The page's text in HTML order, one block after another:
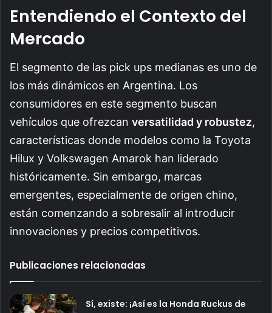
Entendiendo el Contexto del
Mercado
El segmento de las pick ups medianas es uno de
los más dinámicos en Argentina. Los
consumidores en este segmento buscan
vehículos que ofrezcan versatilidad y robustez,
características donde modelos como la Toyota
Hilux y Volkswagen Amarok han liderado
históricamente. Sin embargo, marcas
emergentes, especialmente de origen chino,
están comenzando a sobresalir al introducir
innovaciones y precios competitivos.
Publicaciones relacionadas
Sí, existe: ¡Así es la Honda Ruckus de